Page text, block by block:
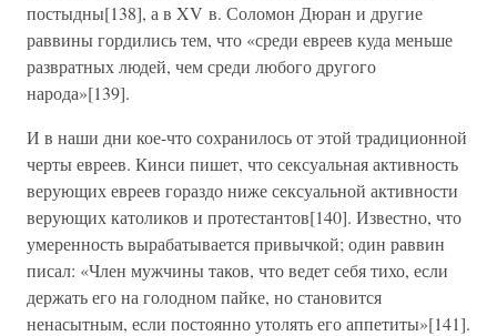
постыдны[138], а в XV в. Соломон Дюран и другие
раввины гордились тем, что «среди евреев куда меньше
развратных людей, чем среди любого другого
народа»[139].
И в наши дни кое-что сохранилось от этой традиционной
черты евреев. Кинси пишет, что сексуальная активность
верующих евреев гораздо ниже сексуальной активности
верующих католиков и протестантов[140]. Известно, что
умеренность вырабатывается привычкой; один раввин
писал: «Член мужчины таков, что ведет себя тихо, если
держать его на голодном пайке, но становится
ненасытным, если постоянно утолять его аппетиты»[141].